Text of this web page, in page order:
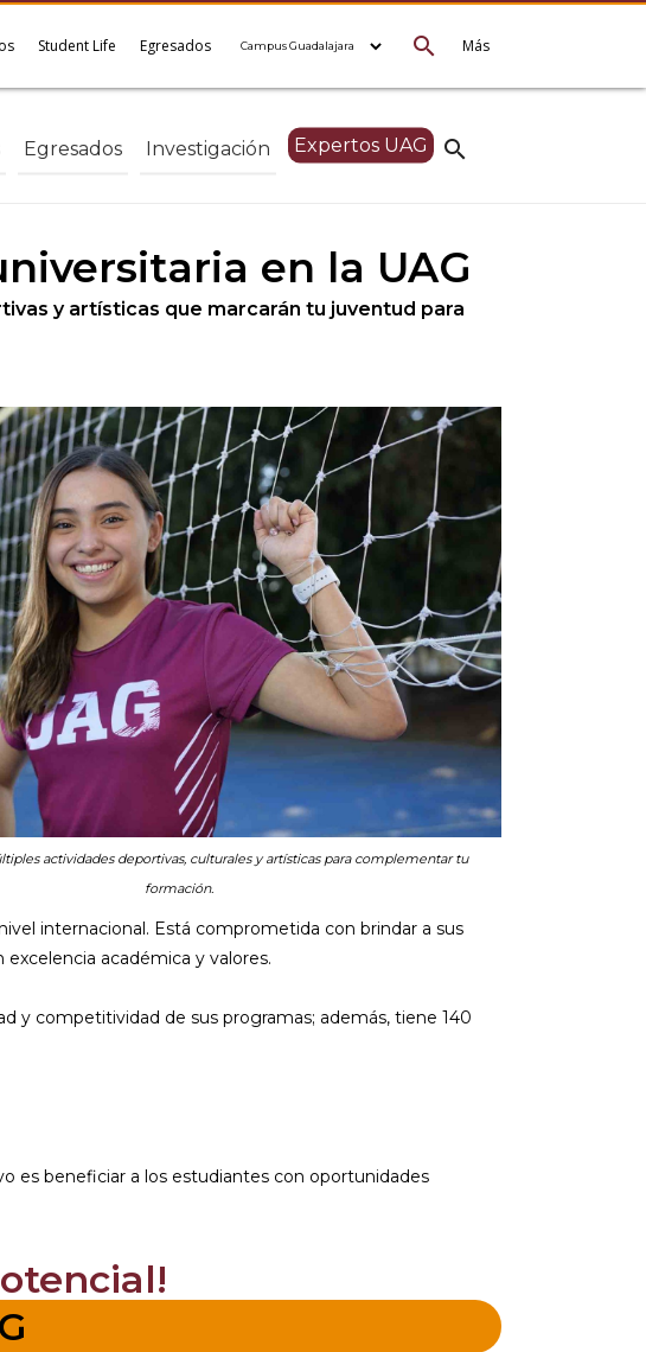
Más
search
Student Life Egresados
search
Egresados Investigación Expertos UAG
en la UAG
y artísticas que marcarán tu juventud para
actividades deportivas, culturales y artísticas para complementar tu
formación.
internacional. Está comprometida con brindar a sus
académica y valores.
y competitividad de sus programas; además, tiene 140
es beneficiar a los estudiantes con oportunidades